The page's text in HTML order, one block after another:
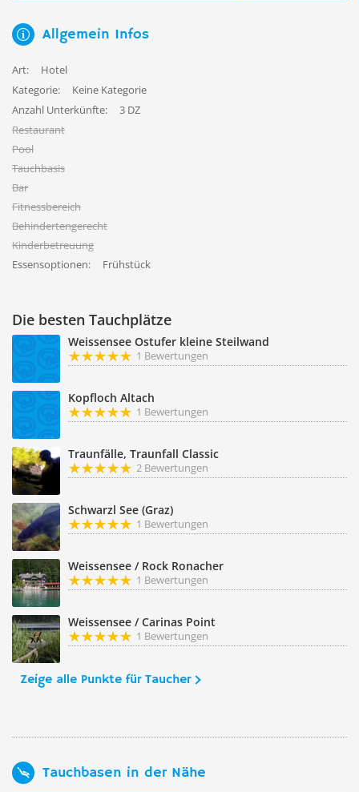
Allgemein Infos
Art:
Hotel
Kategorie:
Keine Kategorie
Anzahl Unterkünfte:
3 DZ
Restaurant
Pool
Tauchbasis
Bar
Fitnessbereich
Behindertengerecht
Kinderbetreuung
Essensoptionen:
Frühstück
Die besten Tauchplätze
Weissensee Ostufer kleine Steilwand
1 Bewertungen
Kopfloch Altach
1 Bewertungen
Traunfälle, Traunfall Classic
2 Bewertungen
Schwarzl See (Graz)
1 Bewertungen
Weissensee / Rock Ronacher
1 Bewertungen
Weissensee / Carinas Point
1 Bewertungen
Zeige alle Punkte für Taucher
Tauchbasen in der Nähe